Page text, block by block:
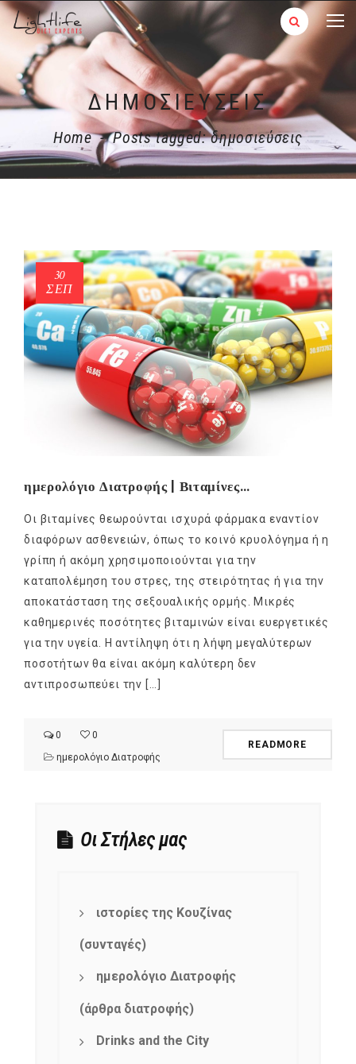
ΔΗΜΟΣΙΕΎΣΕΙΣ
Home - Posts tagged: δημοσιεύσεις
30
ΣΕΠ
ημερολόγιο Διατροφής | Βιταμίνες…
Οι βιταμίνες θεωρούνται ισχυρά φάρμακα εναντίον
διαφόρων ασθενειών, όπως το κοινό κρυολόγημα ή η
γρίπη ή ακόμη χρησιμοποιούνται για την
καταπολέμηση του στρες, της στειρότητας ή για την
αποκατάσταση της σεξουαλικής ορμής. Μικρές
καθημερινές ποσότητες βιταμινών είναι ευεργετικές
για την υγεία. Η αντίληψη ότι η λήψη μεγαλύτερων
ποσοτήτων θα είναι ακόμη καλύτερη δεν
αντιπροσωπεύει την […]
0
0
ημερολόγιο Διατροφής
READMORE
Οι Στήλες μας
ιστορίες της Κουζίνας
(συνταγές)
ημερολόγιο Διατροφής
(άρθρα διατροφής)
Drinks and the City